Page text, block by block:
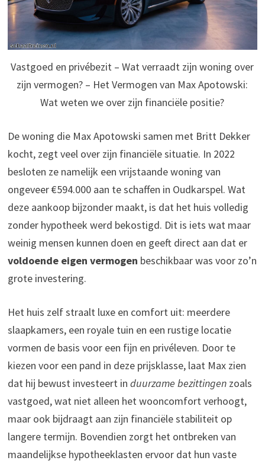
Vastgoed en privébezit – Wat verraadt zijn woning over
zijn vermogen? – Het Vermogen van Max Apotowski:
Wat weten we over zijn financiële positie?
De woning die Max Apotowski samen met Britt Dekker
kocht, zegt veel over zijn financiële situatie. In 2022
besloten ze namelijk een vrijstaande woning van
ongeveer €594.000 aan te schaffen in Oudkarspel. Wat
deze aankoop bijzonder maakt, is dat het huis volledig
zonder hypotheek werd bekostigd. Dit is iets wat maar
weinig mensen kunnen doen en geeft direct aan dat er
voldoende eigen vermogen beschikbaar was voor zo’n
grote investering.
Het huis zelf straalt luxe en comfort uit: meerdere
slaapkamers, een royale tuin en een rustige locatie
vormen de basis voor een fijn en privéleven. Door te
kiezen voor een pand in deze prijsklasse, laat Max zien
dat hij bewust investeert in duurzame bezittingenzoals
vastgoed, wat niet alleen het wooncomfort verhoogt,
maar ook bijdraagt aan zijn financiële stabiliteit op
langere termijn. Bovendien zorgt het ontbreken van
maandelijkse hypotheeklasten ervoor dat hun vaste